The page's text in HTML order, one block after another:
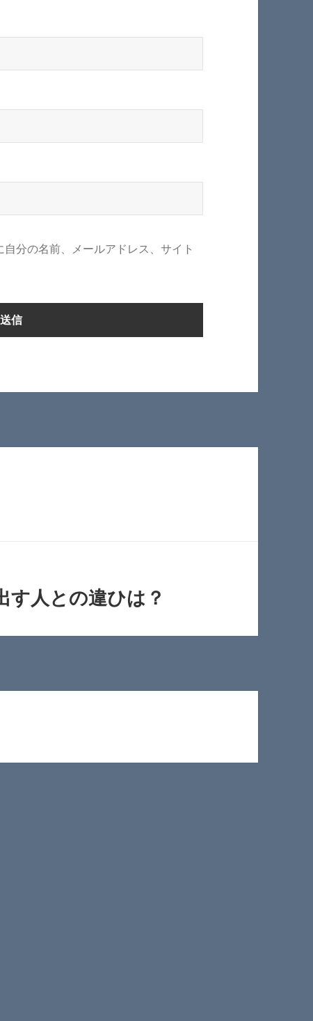
分の名前、メールアドレス、サイト
す人との違ひは？